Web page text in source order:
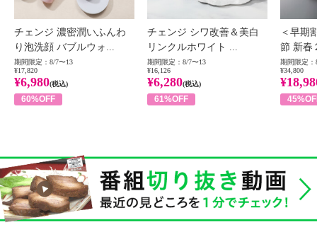
チェンジ 濃密潤いふんわ
り泡洗顔 バブルウォ...
期間限定：8/7〜13
¥17,820
¥6,980(税込)
60%OFF
チェンジ シワ改善＆美白
リンクルホワイト ...
期間限定：8/7〜13
¥16,126
¥6,280(税込)
61%OFF
＜早期
節 新春
期間限定：
¥34,800